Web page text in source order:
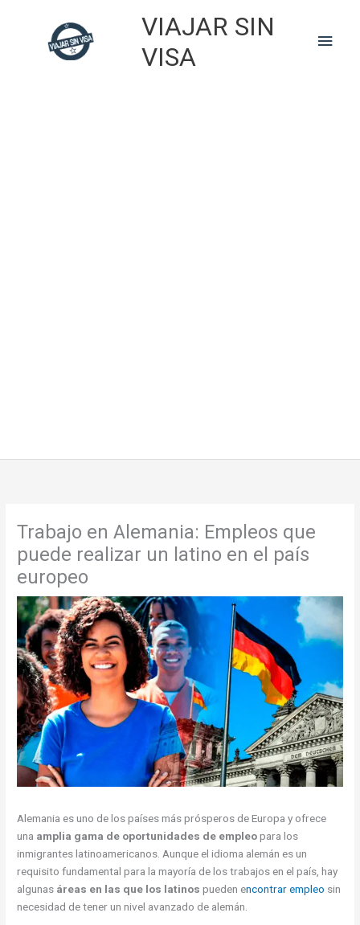
VIAJAR SIN
VISA
Main
Trabajo en Alemania: Empleos que
puede realizar un latino en el país
europeo
Alemania es uno de los países más prósperos de Europa y ofrece
una amplia gama de oportunidades de empleopara los
inmigrantes latinoamericanos. Aunque el idioma alemán es un
requisito fundamental para la mayoría de los trabajos en el país, hay
algunas áreas en las que los latinos pueden encontrar empleo sin
necesidad de tener un nivel avanzado de alemán.